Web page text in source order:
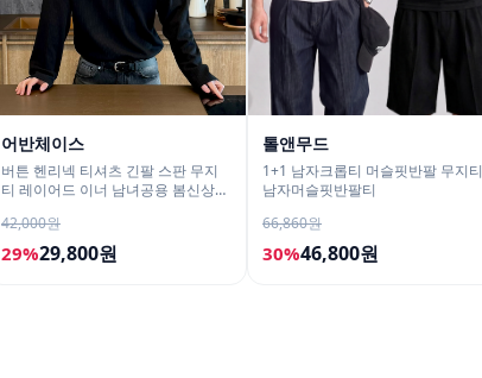
어반체이스
버튼 헨리넥 티셔츠 긴팔 스판 무지
티 레이어드 이너 남녀공용 봄신상
42,000원
29%29,800원
톨앤무드
1+1 남자크롭티 머슬핏반팔 무지티
남자머슬핏반팔티
66,860원
30%46,800원